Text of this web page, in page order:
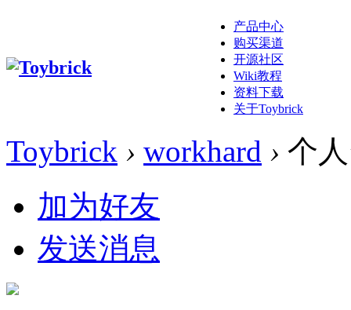
产品中心
购买渠道
开源社区
Wiki教程
资料下载
关于Toybrick
Toybrick › workhard › 个
加为好友
发送消息